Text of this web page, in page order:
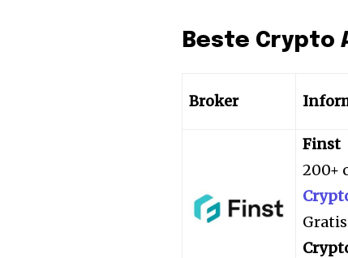
Beste Crypto
Broker
Finst
200+